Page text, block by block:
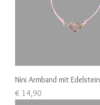
Nini Armband mit Edelstein
Preis
€ 14,90